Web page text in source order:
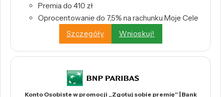
Premia do 410 zł
Oprocentowanie do 7,5% na rachunku Moje Cele
Szczegóły
Wnioskuj!
Konto Osobiste w promocji „Zgotuj sobie premię” | Bank